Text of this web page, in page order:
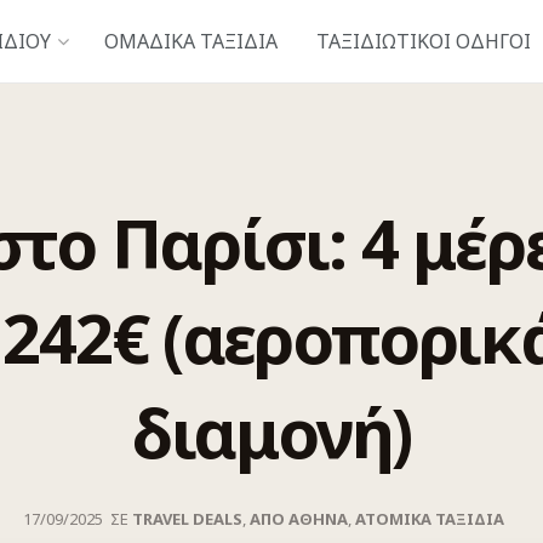
ΟΜΑΔΙΚΑ ΤΑΞΙΔΙΑ ΤΑΞΙΔΙΩΤΙΚΟΊ ΟΔΗΓΟΊ
Παρίσι: 4
διαμονή)
17/09/2025 ΣΕ TRAVEL DEALS,ΑΠΟ ΑΘΗΝΑ,ΑΤΟΜΙΚΆ ΤΑΞΊΔΙΑ